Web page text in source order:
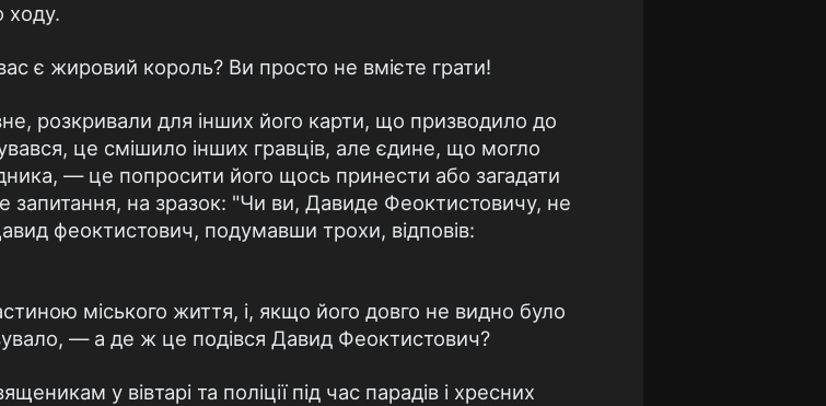
ходу.
є жировий король? Ви просто не вмієте грати!
розкривали для інших його карти, що призводило до
це смішило інших гравців, але єдине, що могло
— це попросити його щось принести або загадати
запитання, на зразок: "Чи ви, Давиде Феоктистовичу, не
феоктистович, подумавши трохи, відповів:
міського життя, і, якщо його довго не видно було
— а де ж це подівся Давид Феоктистович?
у вівтарі та поліції під час парадів і хресних